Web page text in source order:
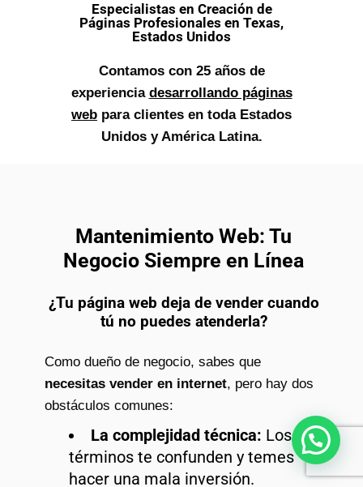
Especialistas en Creación de
Páginas Profesionales en Texas,
Estados Unidos
Contamos con 25 años de
experiencia desarrollando páginas
web para clientes en toda Estados
Unidos y América Latina.
Mantenimiento Web: Tu
Negocio Siempre en Línea
¿Tu página web deja de vender cuando
tú no puedes atenderla?
Como dueño de negocio, sabes que
necesitas vender en internet, pero hay dos
obstáculos comunes:
La complejidad técnica: Los
términos te confunden y temes
hacer una mala inversión.
¿Necesitas ayuda?